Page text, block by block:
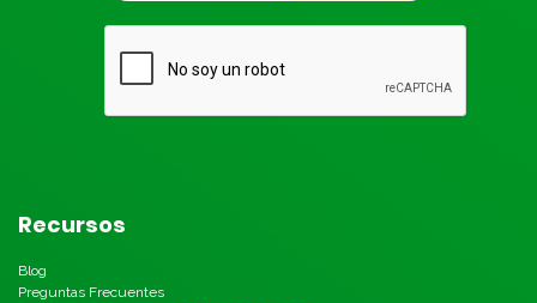
Recursos
Blog
Preguntas Frecuentes